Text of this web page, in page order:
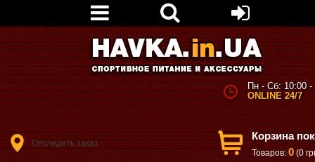
Пн - Сб: 10:00 -
ONLINE 24/7
Корзина
Товаров: 0 (0
Отследить заказ